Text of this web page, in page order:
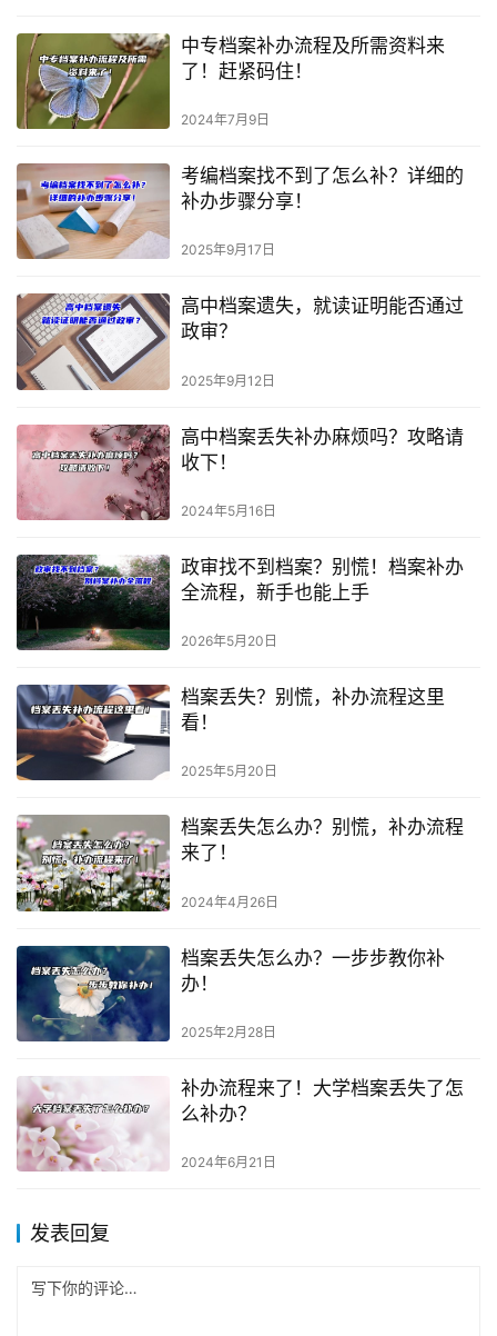
中专档案补办流程及所需资料来
了！赶紧码住！
2024年7月9日
考编档案找不到了怎么补？详细的
补办步骤分享！
2025年9月17日
高中档案遗失，就读证明能否通过
政审？
2025年9月12日
高中档案丢失补办麻烦吗？攻略请
收下！
2024年5月16日
政审找不到档案？别慌！档案补办
全流程，新手也能上手
2026年5月20日
档案丢失？别慌，补办流程这里
看！
2025年5月20日
档案丢失怎么办？别慌，补办流程
来了！
2024年4月26日
档案丢失怎么办？一步步教你补
办！
2025年2月28日
补办流程来了！大学档案丢失了怎
么补办？
2024年6月21日
发表回复